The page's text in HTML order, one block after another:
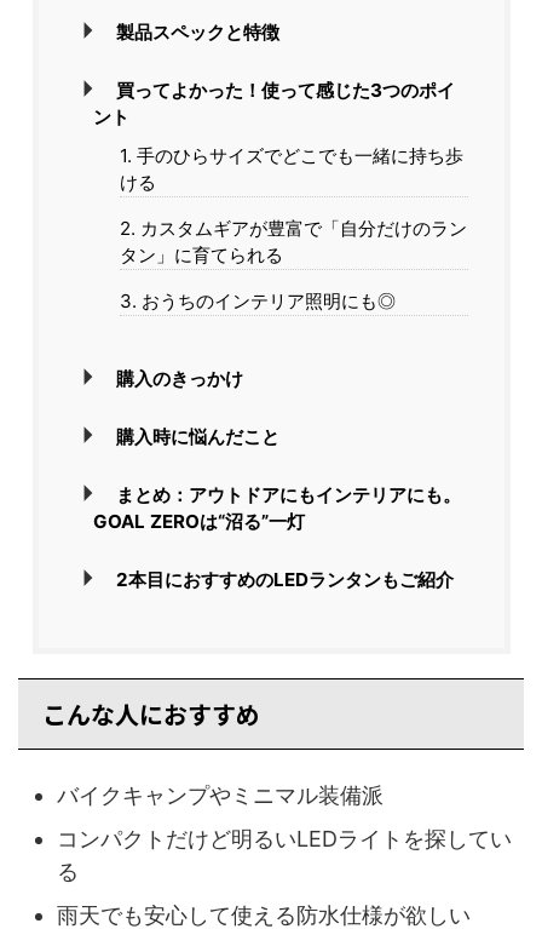
製品スペックと特徴
買ってよかった！使って感じた3つのポイ
ント
1. 手のひらサイズでどこでも一緒に持ち歩
ける
2. カスタムギアが豊富で「自分だけのラン
タン」に育てられる
3. おうちのインテリア照明にも◎
購入のきっかけ
購入時に悩んだこと
まとめ：アウトドアにもインテリアにも。
GOAL ZEROは“沼る”一灯
2本目におすすめのLEDランタンもご紹介
こんな人におすすめ
バイクキャンプやミニマル装備派
コンパクトだけど明るいLEDライトを探してい
る
雨天でも安心して使える防水仕様が欲しい